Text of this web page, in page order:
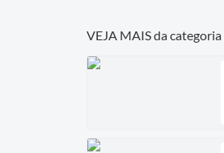
VEJA MAIS da categoria